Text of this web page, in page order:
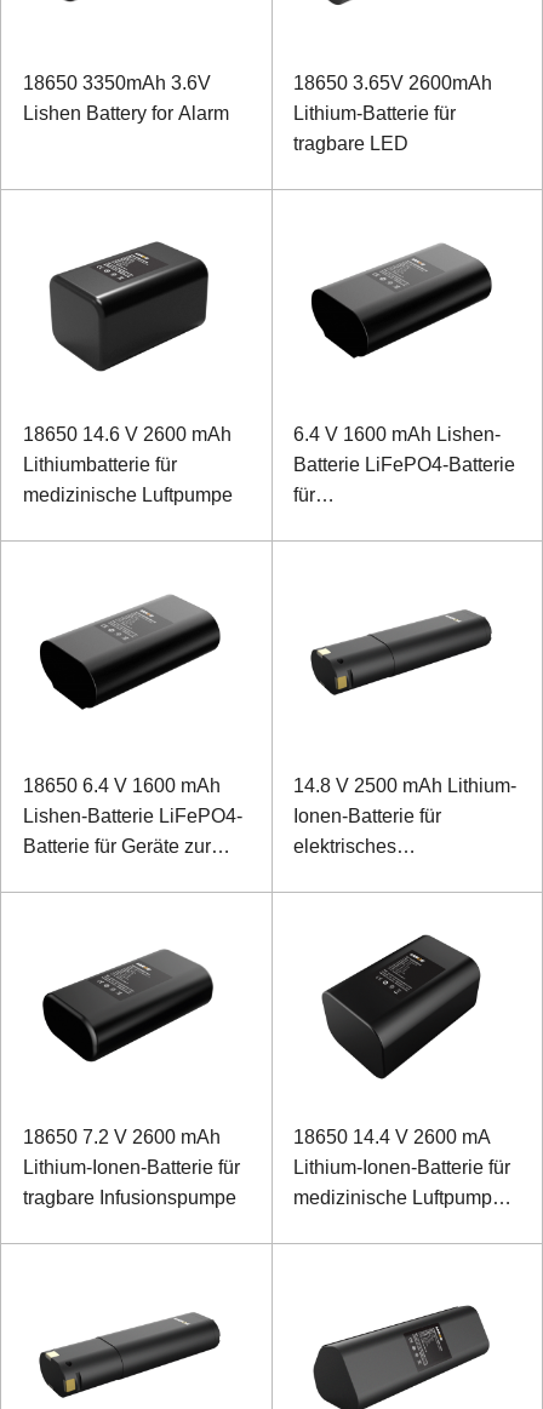
18650 3350mAh 3.6V
Lishen Battery for Alarm
18650 3.65V 2600mAh
Lithium-Batterie für
tragbare LED
18650 14.6 V 2600 mAh
Lithiumbatterie für
medizinische Luftpumpe
6.4 V 1600 mAh Lishen-
Batterie LiFePO4-Batterie
für
18650 6.4 V 1600 mAh
Lishen-Batterie LiFePO4-
Batterie für Geräte zur
14.8 V 2500 mAh Lithium-
Ionen-Batterie für
elektrisches
18650 7.2 V 2600 mAh
Lithium-Ionen-Batterie für
tragbare Infusionspumpe
18650 14.4 V 2600 mA
Lithium-Ionen-Batterie für
medizinische Luftpumpe